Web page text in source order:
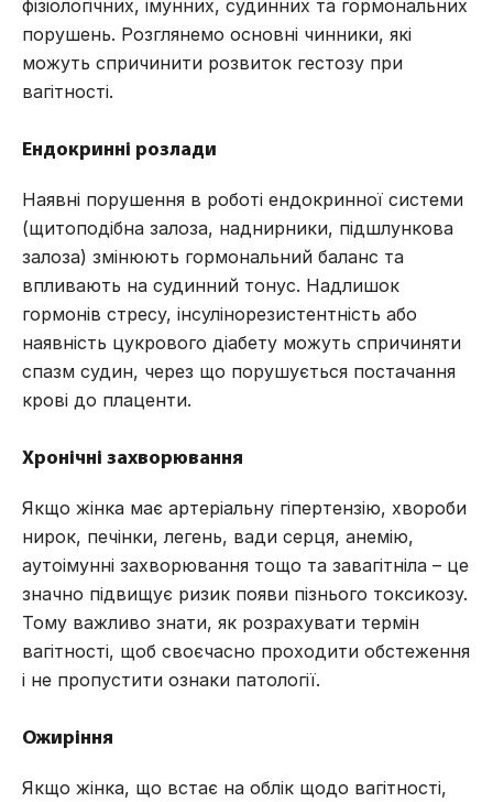
фізіологічних, імунних, судинних та гормональних
порушень. Розглянемо основні чинники, які
можуть спричинити розвиток гестозу при
вагітності.
Ендокринні розлади
Наявні порушення в роботі ендокринної системи
(щитоподібна залоза, наднирники, підшлункова
залоза) змінюють гормональний баланс та
впливають на судинний тонус. Надлишок
гормонів стресу, інсулінорезистентність або
наявність цукрового діабету можуть спричиняти
спазм судин, через що порушується постачання
крові до плаценти.
Хронічні захворювання
Якщо жінка має артеріальну гіпертензію, хвороби
нирок, печінки, легень, вади серця, анемію,
аутоімунні захворювання тощо та завагітніла – це
значно підвищує ризик появи пізнього токсикозу.
Тому важливо знати, як розрахувати термін
вагітності, щоб своєчасно проходити обстеження
і не пропустити ознаки патології.
Ожиріння
Якщо жінка, що встає на облік щодо вагітності,